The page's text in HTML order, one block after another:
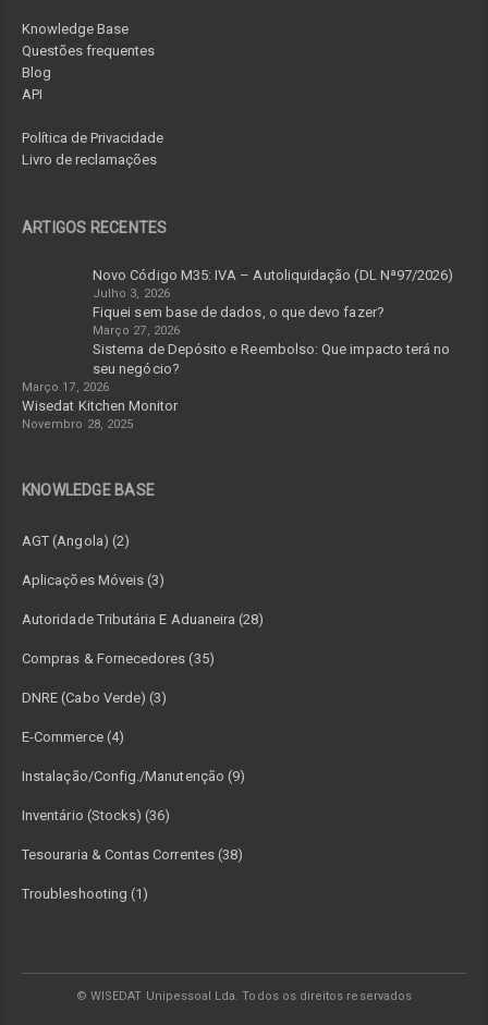
Knowledge Base
Questões frequentes
Blog
API
Política de Privacidade
Livro de reclamações
ARTIGOS RECENTES
Novo Código M35: IVA – Autoliquidação (DL Nª97/2026)
Julho 3, 2026
Fiquei sem base de dados, o que devo fazer?
Março 27, 2026
Sistema de Depósito e Reembolso: Que impacto terá no
seu negócio?
Março 17, 2026
Wisedat Kitchen Monitor
Novembro 28, 2025
KNOWLEDGE BASE
AGT (Angola) (2)
Aplicações Móveis (3)
Autoridade Tributária E Aduaneira (28)
Compras & Fornecedores (35)
DNRE (Cabo Verde) (3)
E-Commerce (4)
Instalação/Config./Manutenção (9)
Inventário (Stocks) (36)
Tesouraria & Contas Correntes (38)
Troubleshooting (1)
© WISEDAT Unipessoal Lda. Todos os direitos reservados